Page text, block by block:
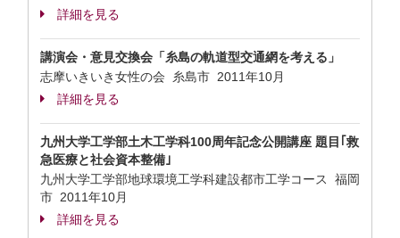
詳細を見る
講演会・意見交換会「糸島の軌道型交通網を考える」
志摩いきいき女性の会 糸島市 2011年10月
詳細を見る
九州大学工学部土木工学科100周年記念公開講座 題目｢救
急医療と社会資本整備｣
九州大学工学部地球環境工学科建設都市工学コース 福岡
市 2011年10月
詳細を見る